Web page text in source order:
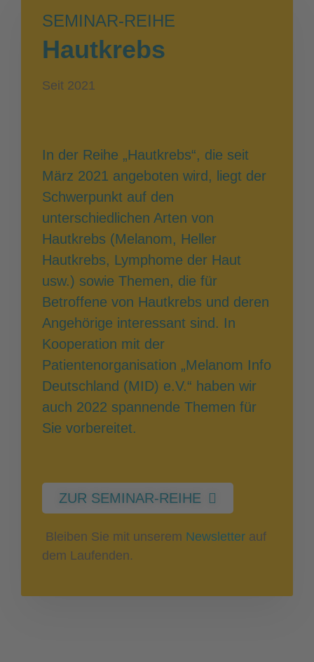
SEMINAR-REIHE
Hautkrebs
Seit 2021
In der Reihe „Hautkrebs“, die seit
März 2021 angeboten wird, liegt der
Schwerpunkt auf den
unterschiedlichen Arten von
Hautkrebs (Melanom, Heller
Hautkrebs, Lymphome der Haut
usw.) sowie Themen, die für
Betroffene von Hautkrebs und deren
Angehörige interessant sind. In
Kooperation mit der
Patientenorganisation „Melanom Info
Deutschland (MID) e.V.“ haben wir
auch 2022 spannende Themen für
Sie vorbereitet.
ZUR SEMINAR-REIHE
Bleiben Sie mit unserem Newsletter auf
dem Laufenden.